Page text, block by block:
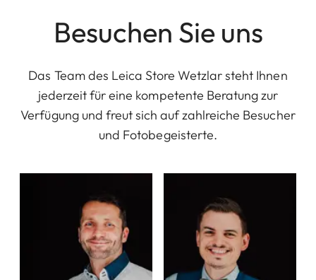
Besuchen Sie uns
Das Team des Leica Store Wetzlar steht Ihnen
jederzeit für eine kompetente Beratung zur
Verfügung und freut sich auf zahlreiche Besucher
und Fotobegeisterte.